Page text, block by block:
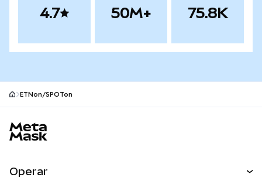
4.7 50M+ 75.8K
ETNon/SPOTon
Operar